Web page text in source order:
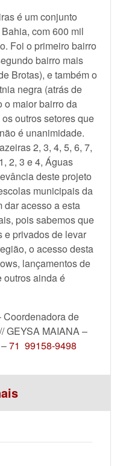
é um conjunto
com 600 mil
Foi o primeiro bairro
bairro mais
Brotas), e também o
negra (atrás de
o maior bairro da
outros setores que
é unanimidade.
2, 3, 4, 5, 6, 7,
2, 3 e 4, Águas
deste projeto
municipais da
dar acesso a esta
pois sabemos que
e privados de levar
o acesso desta
lançamentos de
outros ainda é
Coordenadora de
GEYSA MAIANA –
71 99158-9498